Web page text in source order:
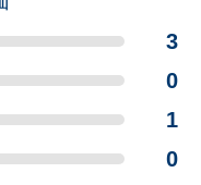
3
0
1
0